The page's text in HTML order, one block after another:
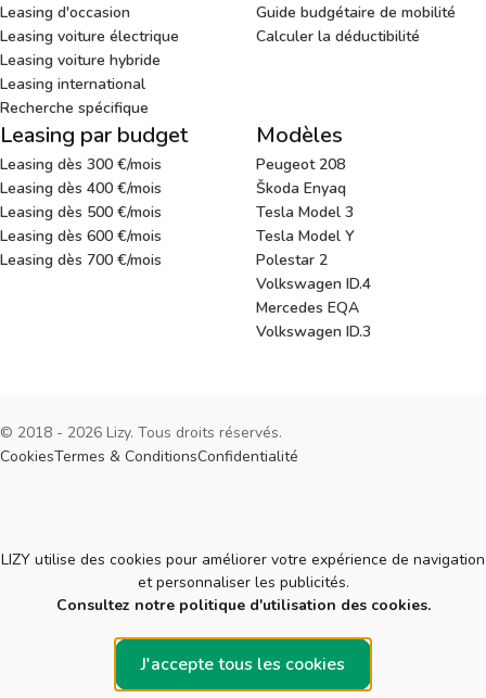
Leasing d'occasion
Leasing voiture électrique
Leasing voiture hybride
Leasing international
Recherche spécifique
Guide budgétaire de mobilité
Calculer la déductibilité
Leasing par budget
Leasing dès 300 €/mois
Leasing dès 400 €/mois
Leasing dès 500 €/mois
Leasing dès 600 €/mois
Leasing dès 700 €/mois
Modèles
Peugeot 208
Škoda Enyaq
Tesla Model 3
Tesla Model Y
Polestar 2
Volkswagen ID.4
Mercedes EQA
Volkswagen ID.3
© 2018 - 2026 Lizy. Tous droits réservés.
CookiesTermes & ConditionsConfidentialité
Cookies
LIZY utilise des cookies pour améliorer votre expérience de navigation
et personnaliser les publicités.
Consultez notre politique d'utilisation des cookies.
J'accepte tous les cookies